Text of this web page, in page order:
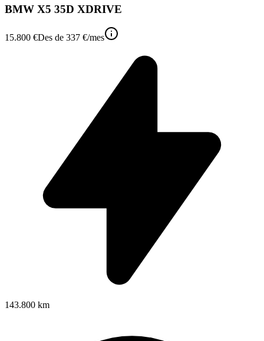
BMW X5 35D XDRIVE
15.800 €Des de 337 €/mes
143.800 km